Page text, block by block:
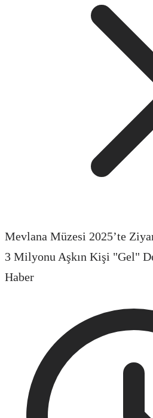
Mevlana Müzesi 2025’te
3 Milyonu Aşkın Kişi "Gel"
Haber